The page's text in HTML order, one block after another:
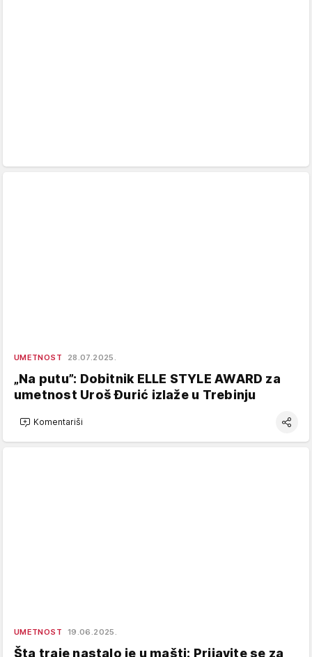
UMETNOST 28.07.2025.
„Na putu”: Dobitnik ELLE STYLE AWARD za
umetnost Uroš Đurić izlaže u Trebinju
Komentariši
UMETNOST 19.06.2025.
Šta traje nastalo je u mašti: Prijavite se za